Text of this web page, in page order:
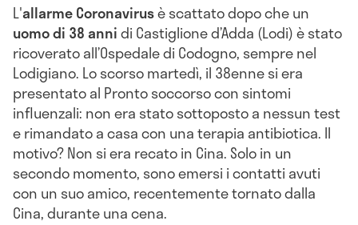
L'allarme Coronavirusè scattato dopo che un
uomo di 38 annidi Castiglione d’Adda (Lodi) è stato
ricoverato all’Ospedale di Codogno, sempre nel
Lodigiano. Lo scorso martedì, il 38enne si era
presentato al Pronto soccorso con sintomi
influenzali: non era stato sottoposto a nessun test
e rimandato a casa con una terapia antibiotica. Il
motivo? Non si era recato in Cina. Solo in un
secondo momento, sono emersi i contatti avuti
con un suo amico, recentemente tornato dalla
Cina, durante una cena.